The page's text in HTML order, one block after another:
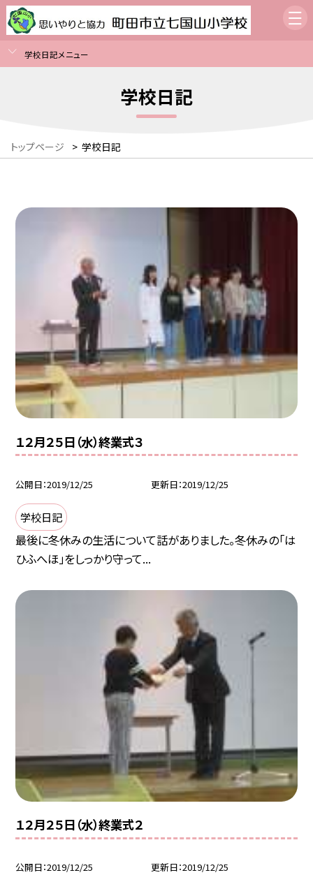
学校日記メニュー
学校日記
トップページ > 学校日記
１２月２５日（水）終業式３
公開日 2019/12/25 更新日 2019/12/25
学校日記
最後に冬休みの生活について話がありました。冬休みの「は
ひふへほ」をしっかり守って...
１２月２５日（水）終業式２
公開日 2019/12/25 更新日 2019/12/25